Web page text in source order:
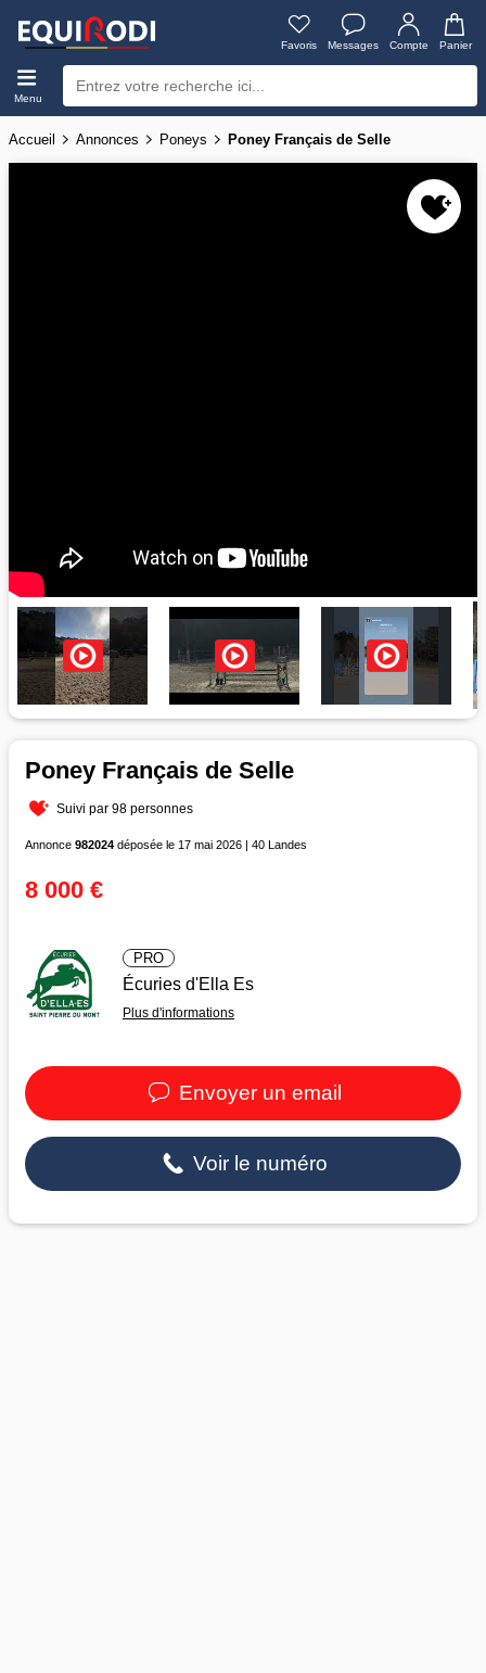
Favoris Messages Compte Panier
Menu
Accueil Annonces Poneys Poney Français de Selle
Poney Français de Selle
Suivi par 98 personnes
Annonce 982024 déposée le 17 mai 2026 | 40 Landes
8 000 €
PRO
Écuries d'Ella Es
Plus d'informations
Envoyer un email
Voir le numéro